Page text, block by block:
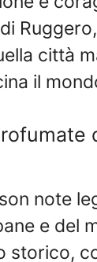
città
il
note
e del
storico,